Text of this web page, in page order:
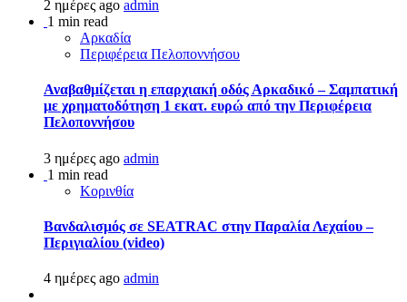
2 ημέρες ago admin
1 min read
Αρκαδία
Περιφέρεια Πελοποννήσου
Αναβαθμίζεται η επαρχιακή οδός Αρκαδικό – Σαμπατική
με χρηματοδότηση 1 εκατ. ευρώ από την Περιφέρεια
Πελοποννήσου
3 ημέρες ago admin
1 min read
Κορινθία
Βανδαλισμός σε SEATRAC στην Παραλία Λεχαίου –
Περιγιαλίου (video)
4 ημέρες ago admin